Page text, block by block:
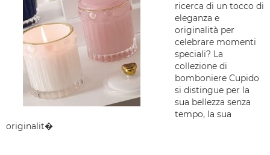
ricerca di un tocco di
eleganza e
originalità per
celebrare momenti
speciali? La
collezione di
bomboniere Cupido
si distingue per la
sua bellezza senza
tempo, la sua
originalit�